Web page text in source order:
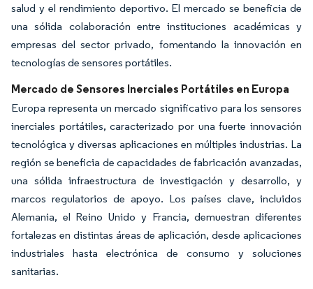
salud y el rendimiento deportivo. El mercado se beneficia de
una sólida colaboración entre instituciones académicas y
empresas del sector privado, fomentando la innovación en
tecnologías de sensores portátiles.
Mercado de Sensores Inerciales Portátiles en Europa
Europa representa un mercado significativo para los sensores
inerciales portátiles, caracterizado por una fuerte innovación
tecnológica y diversas aplicaciones en múltiples industrias. La
región se beneficia de capacidades de fabricación avanzadas,
una sólida infraestructura de investigación y desarrollo, y
marcos regulatorios de apoyo. Los países clave, incluidos
Alemania, el Reino Unido y Francia, demuestran diferentes
fortalezas en distintas áreas de aplicación, desde aplicaciones
industriales hasta electrónica de consumo y soluciones
sanitarias.